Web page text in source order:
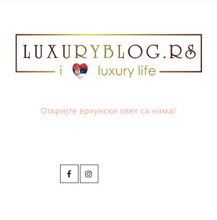
Откријте врхунски свет са нама!